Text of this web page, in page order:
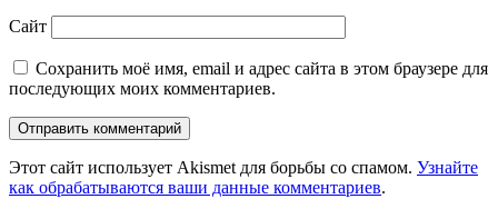
Сайт
Сохранить моё имя, email и адрес сайта в этом браузере для
последующих моих комментариев.
Этот сайт использует Akismet для борьбы со спамом. Узнайте
как обрабатываются ваши данные комментариев.